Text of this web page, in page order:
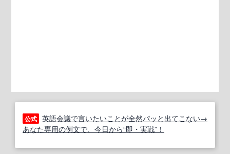
公式 英語会議で言いたいことが全然パッと出てこない→
あなた専用の例文で、今日から“即・実戦”！